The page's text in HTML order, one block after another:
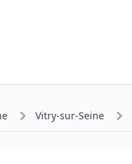
Vitry-sur-Seine